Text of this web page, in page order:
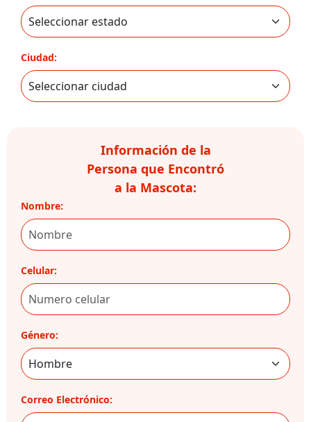
Ciudad:
Información de la
Persona que Encontró
a la Mascota:
Nombre:
Celular:
Género:
Correo Electrónico: